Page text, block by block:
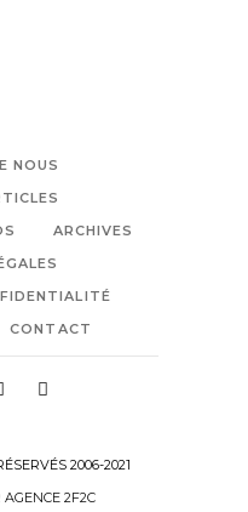
NOUS
ARCHIVES
CONTACT
2006-2021
AGENCE 2F2C